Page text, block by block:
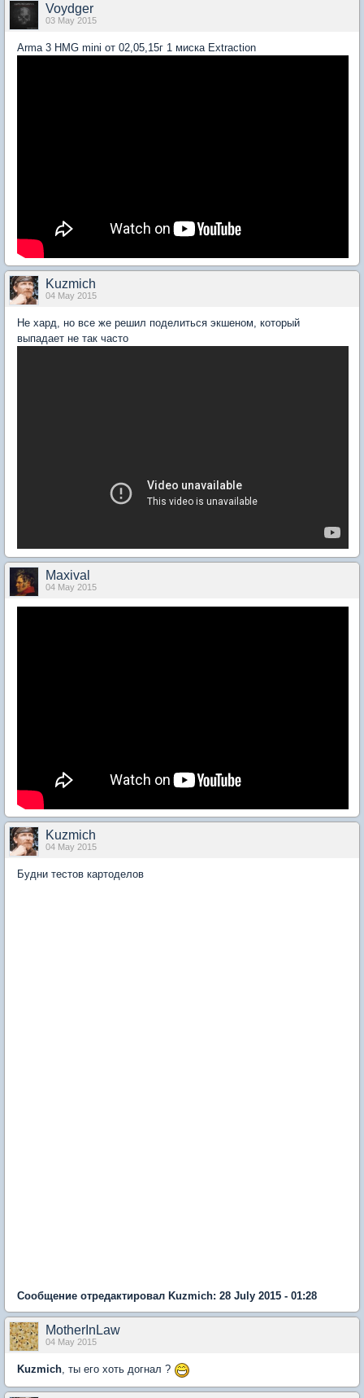
Voydger
03 May 2015
Arma 3 HMG mini от 02,05,15г 1 миска Extraction
Kuzmich
04 May 2015
Не хард, но все же решил поделиться экшеном, который
выпадает не так часто
Maxival
04 May 2015
Kuzmich
04 May 2015
Будни тестов картоделов
Сообщение отредактировал Kuzmich: 28 July 2015 - 01:28
MotherInLaw
04 May 2015
Kuzmich, ты его хоть догнал ?